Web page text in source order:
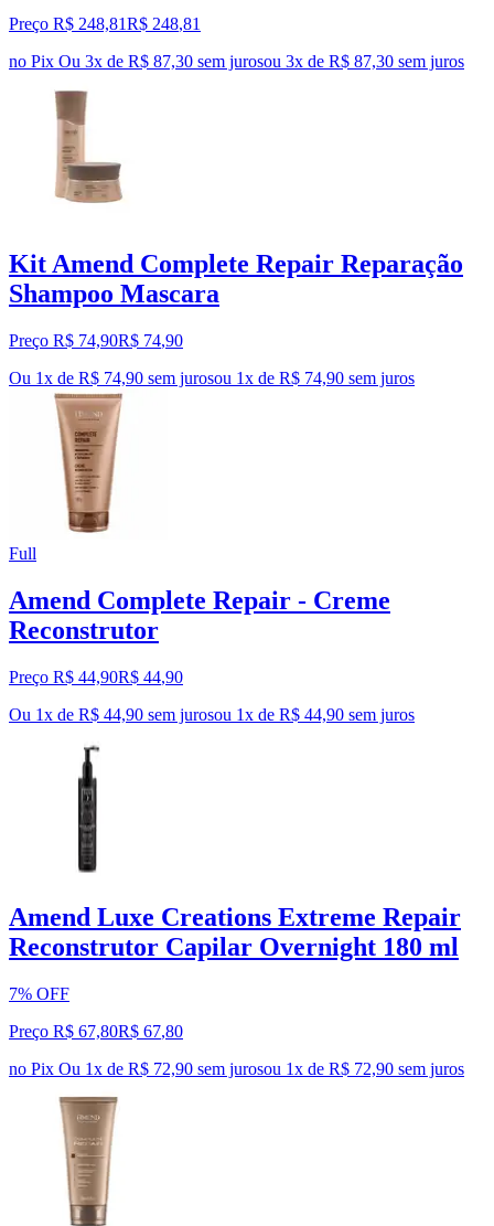
Preço R$ 248,81R$ 248,81
no Pix Ou 3x de R$ 87,30 sem jurosou 3x de R$ 87,30 sem juros
Kit Amend Complete Repair Reparação
Shampoo Mascara
Preço R$ 74,90R$ 74,90
Ou 1x de R$ 74,90 sem jurosou 1x de R$ 74,90 sem juros
Full
Amend Complete Repair - Creme
Reconstrutor
Preço R$ 44,90R$ 44,90
Ou 1x de R$ 44,90 sem jurosou 1x de R$ 44,90 sem juros
Amend Luxe Creations Extreme Repair
Reconstrutor Capilar Overnight 180 ml
7% OFF
Preço R$ 67,80R$ 67,80
no Pix Ou 1x de R$ 72,90 sem jurosou 1x de R$ 72,90 sem juros